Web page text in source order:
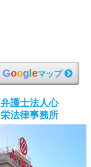
Googleマップ
弁護士法人心
栄法律事務所